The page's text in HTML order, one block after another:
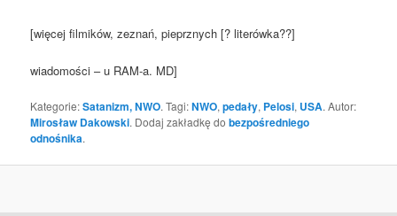
[więcej filmików, zeznań, pieprznych [? literówka??]
wiadomości – u RAM-a. MD]
Kategorie:Satanizm, NWO. Tagi:NWO,pedały, Pelosi, USA. Autor:
Mirosław Dakowski. Dodaj zakładkę dobezpośredniego
odnośnika.